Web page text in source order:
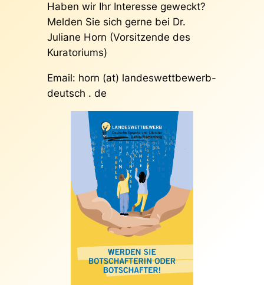
Haben wir Ihr Interesse geweckt?
Melden Sie sich gerne bei Dr.
Juliane Horn (Vorsitzende des
Kuratoriums)
Email: horn (at) landeswettbewerb-
deutsch . de